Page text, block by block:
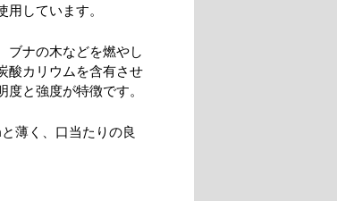
しています。
ブナの木などを燃やし
酸カリウムを含有させ
と強度が特徴です。
薄く、口当たりの良